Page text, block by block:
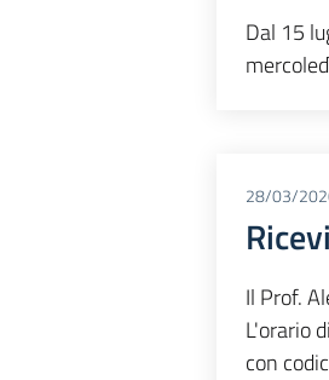
Dal 15
28/03/
Il Prof.
L'orario
con